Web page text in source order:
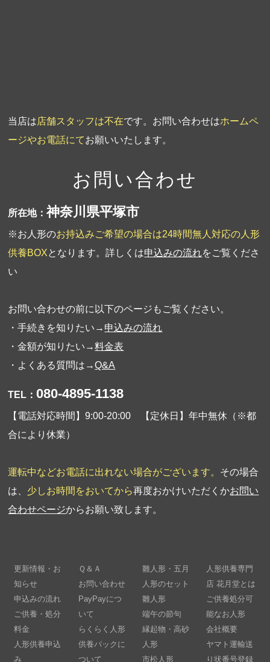
当店は店舗スタッフは不在です。お問い合わせはホームペ
ージやお電話にてお願いいたします。
お問い合わせ
所在地：神奈川県平塚市
※お人形のお持込みご希望の場合は24時間無人対応の人形
供養BOXとなります。詳しくは申込みの流れをご覧くださ
い
お問い合わせの前に以下のページもご覧ください。
・手続きを知りたい→ 申込みの流れ
・金額が知りたい→料金表
・よくある質問は→Q&A
TEL： 080-4895-1138
【電話対応時間】9:00-20:00 【定休日】年中無休（※都
合により休業）
運転中などお電話に出れない場合がございます。 その場合
は、 少しお時間をおいてから再度おかけいただくかお問い
合わせページからお願い致します。
更新情報・お
知らせ
申込みの流れ
ご供養・処分
料金
人形供養申込
み
Ｑ＆Ａ
お問い合わせ
PayPayにつ
いて
らくらく人形
供養パックに
ついて
雛人形・五月
人形のセット
雛人形
端午の節句
縁起物・高砂
人形
市松人形
人形供養専門
店 花月堂とは
ご供養処分可
能なお人形
会社概要
ヤマト運輸送
り状番号登録